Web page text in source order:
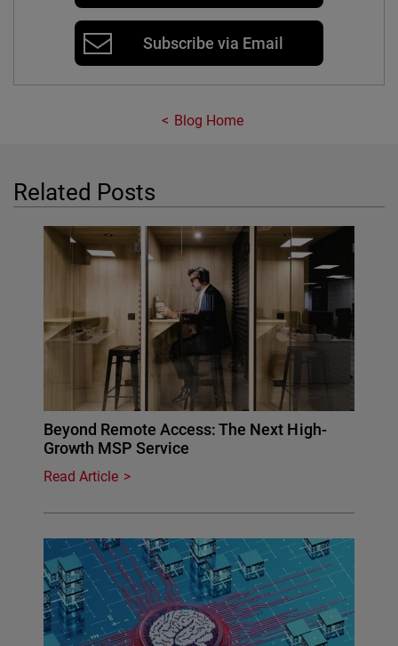
Subscribe via Email
Blog Home
Related Posts
Beyond Remote Access: The Next High-
Growth MSP Service
Read Article